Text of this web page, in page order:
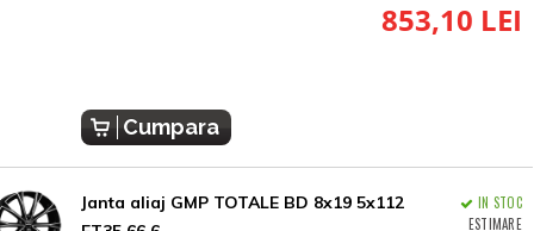
853,10 LEI
Cumpara
Janta aliaj GMP TOTALE BD 8x19 5x112
IN STOC
ESTIMARE